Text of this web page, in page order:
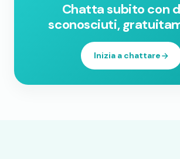
Chatta subito con
sconosciuti,
Inizia a chattare